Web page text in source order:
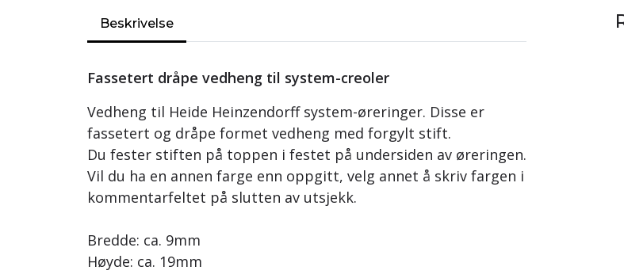
Beskrivelse
Fassetert dråpe vedheng til system-creoler
Vedheng til Heide Heinzendorff system-øreringer. Disse er
fassetert og dråpe formet vedheng med forgylt stift.
Du fester stiften på toppen i festet på undersiden av øreringen.
Vil du ha en annen farge enn oppgitt, velg annet å skriv fargen i
kommentarfeltet på slutten av utsjekk.
Bredde: ca. 9mm
Høyde: ca. 19mm